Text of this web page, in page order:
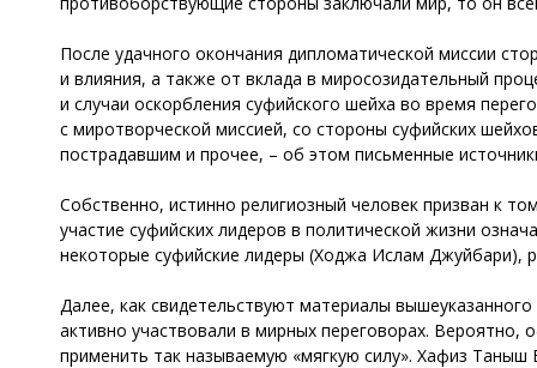
После удачного окончания дипломатической миссии
и влияния, а также от вклада в миросозидательный
и случаи оскорбления суфийского шейха во время
с миротворческой миссией, со стороны суфийских
пострадавшим и прочее, – об этом письменные
Собственно, истинно религиозный человек призван к
участие суфийских лидеров в политической жизни
некоторые суфийские лидеры (Ходжа Ислам Джуйбари),
Далее, как свидетельствуют материалы
активно участвовали в мирных переговорах. Вероятно,
применить так называемую «мягкую силу». Хафиз